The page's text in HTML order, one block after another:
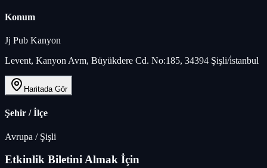
Konum
Jj Pub Kanyon
Levent, Kanyon Avm, Büyükdere Cd. No:185, 34394 Şişli/i̇stanbul
Haritada Gör
Şehir / İlçe
Avrupa / Şişli
Etkinlik Biletini Almak İçin